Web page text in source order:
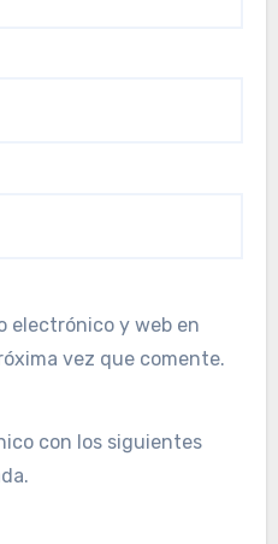
electrónico y web en
vez que comente.
con los siguientes